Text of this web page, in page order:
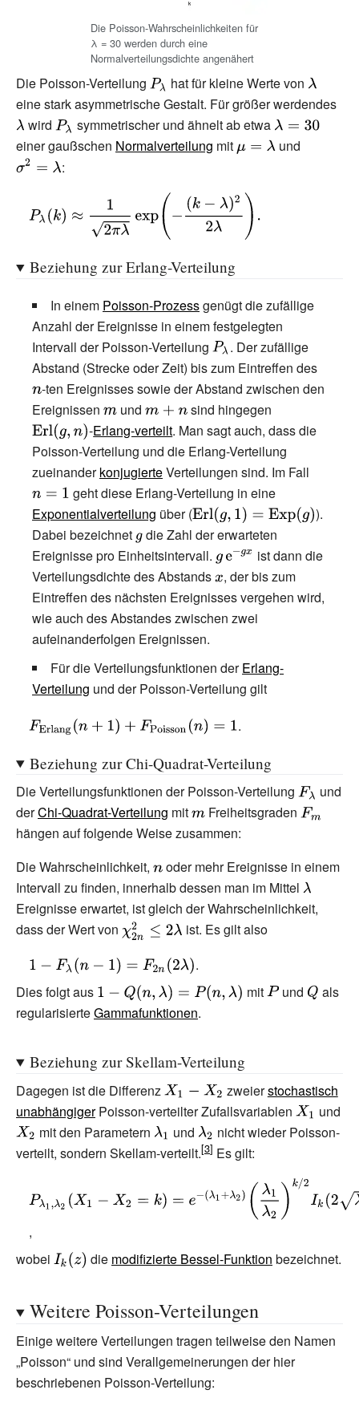
Die Poisson-Wahrscheinlichkeiten für
λ = 30 werden durch eine
Normalverteilungsdichte angenähert
Die Poisson-Verteilung {\displaystyle
P_{\lambda
}}
hat für kleine Werte von
\lambda
eine stark asymmetrische Gestalt. Für größer werdendes
wird{\displaystyle
P_{\lambda
}}
symmetrischer und ähnelt ab etwa {\displaystyle
\lambda =30}
einer gaußschen Normalverteilung mit {\displaystyle
und
:
P_{\lambda }
{\frac {1}{\sqrt
}}}\exp \left(-
{\frac {(k-
\lambda
)^{2}}
{2\lambda
}}\right).}
Beziehung zur Erlang-Verteilung
In einem Poisson-Prozessgenügt die zufällige
Anzahl der Ereignisse in einem festgelegten
Intervall der Poisson-Verteilung {\displaystyle
P_{\lambda
}}
. Der zufällige
Abstand (Strecke oder Zeit) bis zum Eintreffen des
n}
-ten Ereignisses sowie der Abstand zwischen den
Ereignissen {\displaystyle
m}
und{\displaystyle
m+n}
sind hingegen
\operatorname
{Erl} (g,n)}
-Erlang-verteilt. Man sagt auch, dass die
Poisson-Verteilung und die Erlang-Verteilung
zueinanderkonjugierteVerteilungen sind. Im Fall
geht diese Erlang-Verteilung in eine
Exponentialverteilung über ({\displaystyle
\operatorname {Erl}
(g,1)=\operatorname
{Exp} (g)}
).
Dabei bezeichnet {\displaystyle
g}
die Zahl der erwarteten
Ereignisse pro Einheitsintervall. {\displaystyle
g\,\mathrm
{e} ^{-gx}}
ist dann die
Verteilungsdichte des Abstands{\displaystyle
x}
, der bis zum
Eintreffen des nächsten Ereignisses vergehen wird,
wie auch des Abstandes zwischen zwei
aufeinanderfolgen Ereignissen.
Für die Verteilungsfunktionen derErlang-
Verteilung und der Poisson-Verteilung gilt
{\displaystyle
(n+1)+F_{\text{Poisson}}
(n)=1}
.
Beziehung zur Chi-Quadrat-Verteilung
Die Verteilungsfunktionen der Poisson-Verteilung
und
derChi-Quadrat-Verteilung mit{\displaystyle
m}
Freiheitsgraden
hängen auf folgende Weise zusammen:
Die Wahrscheinlichkeit, {\displaystyle
n}
oder mehr Ereignisse in einem
Intervall zu finden, innerhalb dessen man im Mittel
\lambda }
Ereignisse erwartet, ist gleich der Wahrscheinlichkeit,
dass der Wert von {\displaystyle
_{2n}^{2}\leq
2\lambda }
ist. Es gilt also
{\displaystyle
F_{\lambda }
.
Dies folgt aus {\displaystyle
1-
)=P(n,\lambda
mit{\displaystyle
und
als
regularisierteGammafunktionen.
Beziehung zur Skellam-Verteilung
Dagegen ist die Differenz {\displaystyle
X_{1}-X_{2}}
zweierstochastisch
unabhängigerPoisson-verteilter Zufallsvariablen
X_{1}}
und
{\displaystyle
X_{2}}
mit den Parametern {\displaystyle
\lambda
und {\displaystyle
\lambda
nicht wieder Poisson-
verteilt, sondern Skellam-verteilt.
Es gilt:
P_{\lambda
(X_{1}-X_{2}=k)=e^{-
(\lambda
_{2})}\left({\frac
{\lambda _{1}}
{\lambda
_{2}}}\right)^{k/2}I_{k}
,
wobei {\displaystyle
die modifizierte Bessel-Funktion bezeichnet.
Weitere Poisson-Verteilungen
Einige weitere Verteilungen tragen teilweise den Namen
„Poisson“ und sind Verallgemeinerungen der hier
beschriebenen Poisson-Verteilung: